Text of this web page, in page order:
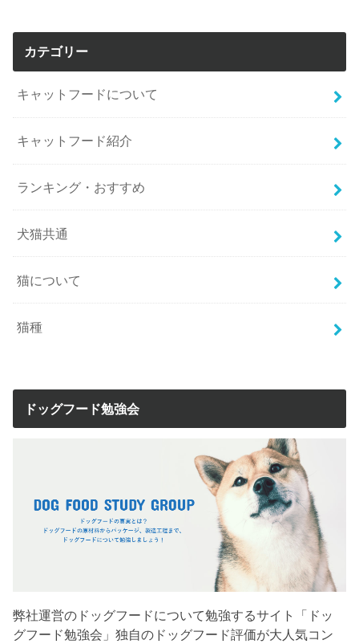
カテゴリー
キャットフードについて
キャットフード紹介
ランキング・おすすめ
犬猫共通
猫について
猫種
ドッグフード勉強会
弊社運営のドッグフードについて勉強するサイト「ドッ
グフード勉強会」独自のドッグフード評価が大人気コン